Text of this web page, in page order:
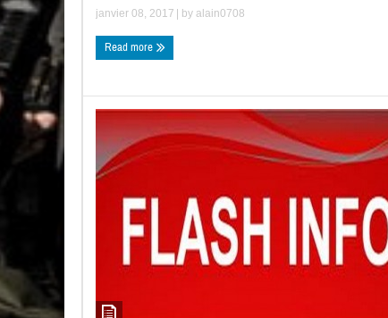
janvier 08, 2017 | by alain0708
Read more